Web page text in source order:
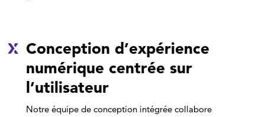
Conception d’expérience
numérique centrée sur
l’utilisateur
Notre équipe de conception intégrée collabore